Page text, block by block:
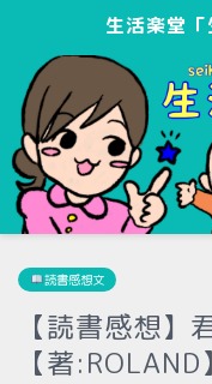
生活楽堂「
読書感想文
【読書感想】
【著:ROLAND】